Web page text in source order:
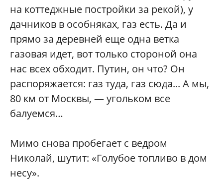
на коттеджные постройки за рекой), у
дачников в особняках, газ есть. Да и
прямо за деревней еще одна ветка
газовая идет, вот только стороной она
нас всех обходит. Путин, он что? Он
распоряжается: газ туда, газ сюда... А мы,
80 км от Москвы, — угольком все
балуемся…
Мимо снова пробегает с ведром
Николай, шутит: «Голубое топливо в дом
несу».